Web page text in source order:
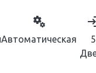
miscellaneous_services
Автоматическая
5